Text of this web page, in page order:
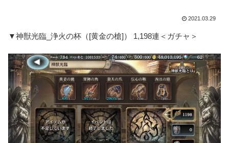
2021.03.29
▼神獣光臨_浄火の杯（[黄金の槍]） 1,198連＜ガチャ＞